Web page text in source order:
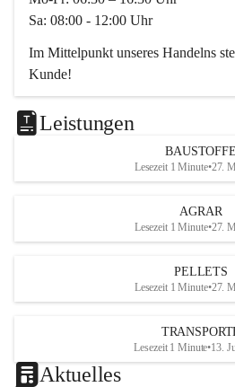
Sa: 08:00 - 12:00 Uhr
Im Mittelpunkt unseres Handelns
Kunde!
Das Team ist freundlich, motiviert
den Bereichen
Beratung, Lager sowie Transport.
finden wir eine individuelle Lösung.
office@mayer-lipsch.at
Leistungen
BAUSTOFFE
Lesezeit 1 Minute•27.
AGRAR
Lesezeit 1 Minute•27.
PELLETS
Lesezeit 1 Minute•27.
Lesezeit 1 Minute•13.
Aktuelles